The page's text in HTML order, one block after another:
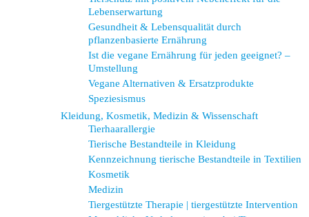
Lebenserwartung
Gesundheit & Lebensqualität durch
pflanzenbasierte Ernährung
Ist die vegane Ernährung für jeden geeignet? –
Umstellung
Vegane Alternativen & Ersatzprodukte
Speziesismus
Kleidung, Kosmetik, Medizin & Wissenschaft
Tierhaarallergie
Tierische Bestandteile in Kleidung
Kennzeichnung tierische Bestandteile in Textilien
Kosmetik
Medizin
Tiergestützte Therapie | tiergestützte Intervention